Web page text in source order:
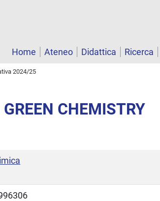
Home
Ateneo Didattica Ricerca
2024/25
CHEMISTRY